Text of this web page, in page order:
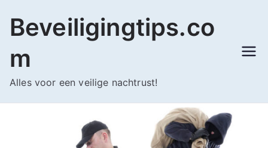
naar
inhoud
Beveiligingtips.co
m
Alles voor een veilige nachtrust!